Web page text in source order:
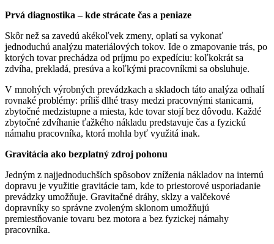
Prvá diagnostika – kde strácate čas a peniaze
Skôr než sa zavedú akékoľvek zmeny, oplatí sa vykonať
jednoduchú analýzu materiálových tokov. Ide o zmapovanie trás, po
ktorých tovar prechádza od príjmu po expedíciu: koľkokrát sa
zdvíha, prekladá, presúva a koľkými pracovníkmi sa obsluhuje.
V mnohých výrobných prevádzkach a skladoch táto analýza odhalí
rovnaké problémy: príliš dlhé trasy medzi pracovnými stanicami,
zbytočné medzistupne a miesta, kde tovar stojí bez dôvodu. Každé
zbytočné zdvíhanie ťažkého nákladu predstavuje čas a fyzickú
námahu pracovníka, ktorá mohla byť využitá inak.
Gravitácia ako bezplatný zdroj pohonu
Jedným z najjednoduchších spôsobov zníženia nákladov na internú
dopravu je využitie gravitácie tam, kde to priestorové usporiadanie
prevádzky umožňuje. Gravitačné dráhy, sklzy a valčekové
dopravníky so správne zvoleným sklonom umožňujú
premiestňovanie tovaru bez motora a bez fyzickej námahy
pracovníka.